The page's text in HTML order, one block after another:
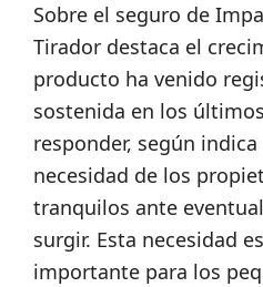
Sobre el seguro de
Tirador destaca el
producto ha venido
sostenida en los
responder, según
necesidad de los
tranquilos ante
surgir. Esta necesidad
importante para los